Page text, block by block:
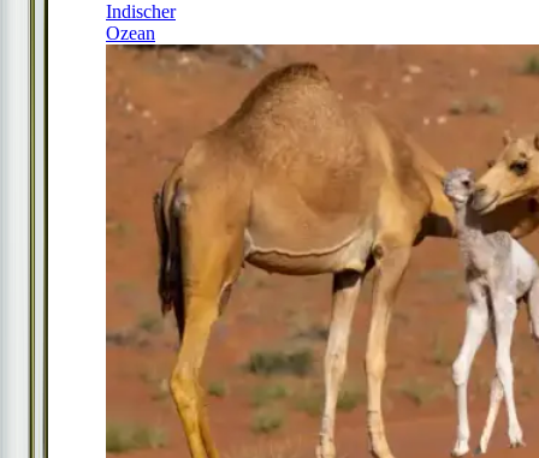
Indischer
Ozean